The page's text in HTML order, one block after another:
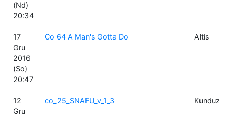
(Nd)
20:34
17
Gru
2016
(So)
20:47
Co 64 A Man's Gotta Do Altis
12
Gru
co_25_SNAFU_v_1_3 Kunduz